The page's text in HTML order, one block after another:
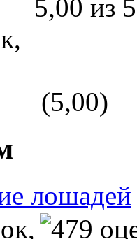
(5,00)
лошадей